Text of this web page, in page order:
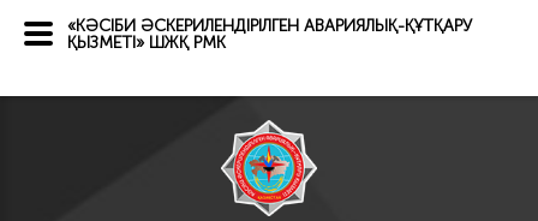
«КӘСІБИ ӘСКЕРИЛЕНДІРІЛГЕН АВАРИЯЛЫҚ-ҚҰТҚАРУ
ҚЫЗМЕТІ» ШЖҚ РМК